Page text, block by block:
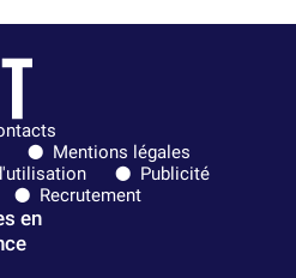
Mentions légales
Publicité
Recrutement
en